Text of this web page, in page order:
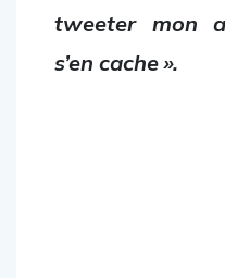
tweeter mon
s’en cache ».